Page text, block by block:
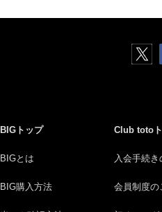
BIGトップ
BIGとは
BIG購入方法
Club toto
入会手続
会員制度の